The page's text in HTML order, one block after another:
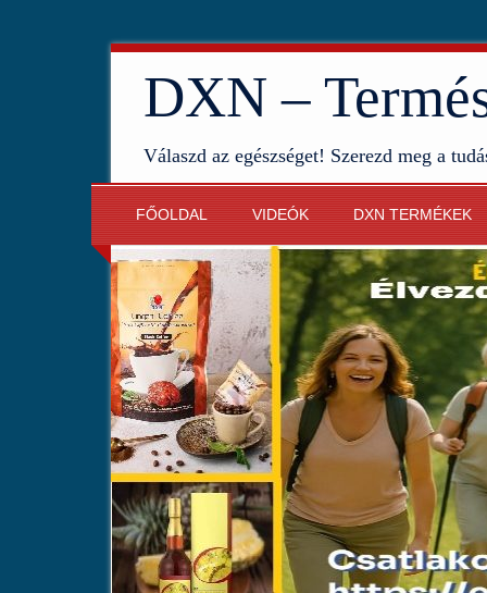
DXN –
Válaszd az egészséget! Szerezd meg a
FŐOLDAL VIDEÓK DXN TERMÉKEK